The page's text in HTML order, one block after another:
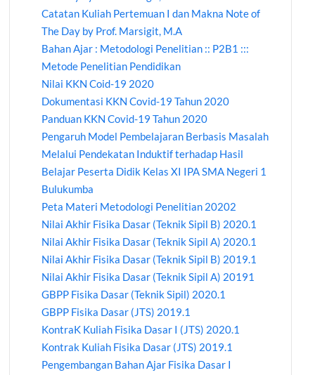
Catatan Kuliah Pertemuan I dan Makna Note of
The Day by Prof. Marsigit, M.A
Bahan Ajar : Metodologi Penelitian :: P2B1 :::
Metode Penelitian Pendidikan
Nilai KKN Coid-19 2020
Dokumentasi KKN Covid-19 Tahun 2020
Panduan KKN Covid-19 Tahun 2020
Pengaruh Model Pembelajaran Berbasis Masalah
Melalui Pendekatan Induktif terhadap Hasil
Belajar Peserta Didik Kelas XI IPA SMA Negeri 1
Bulukumba
Peta Materi Metodologi Penelitian 20202
Nilai Akhir Fisika Dasar (Teknik Sipil B) 2020.1
Nilai Akhir Fisika Dasar (Teknik Sipil A) 2020.1
Nilai Akhir Fisika Dasar (Teknik Sipil B) 2019.1
Nilai Akhir Fisika Dasar (Teknik Sipil A) 20191
GBPP Fisika Dasar (Teknik Sipil) 2020.1
GBPP Fisika Dasar (JTS) 2019.1
KontraK Kuliah Fisika Dasar I (JTS) 2020.1
Kontrak Kuliah Fisika Dasar (JTS) 2019.1
Pengembangan Bahan Ajar Fisika Dasar I